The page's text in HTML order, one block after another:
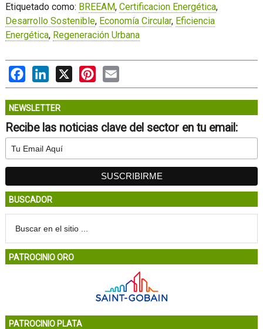
Etiquetado como: BREEAM, Certificacion Energética,
Desarrollo Sostenible, Economía Circular, Eficiencia
Energética, Regeneración Urbana
FacebookLinkedIn
X PinterestEmail
NEWSLETTER
Recibe las noticias clave del sector en tu email:
BUSCADOR
PATROCINIO ORO
PATROCINIO PLATA